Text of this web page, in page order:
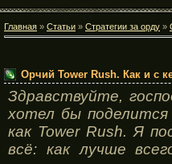
Главная » Статьи » Стратегии за орду »
Орчий Tower Rush. Как и с
Здравствуйте,
хотел бы
как Tower Rush. Я
всё: как лучше